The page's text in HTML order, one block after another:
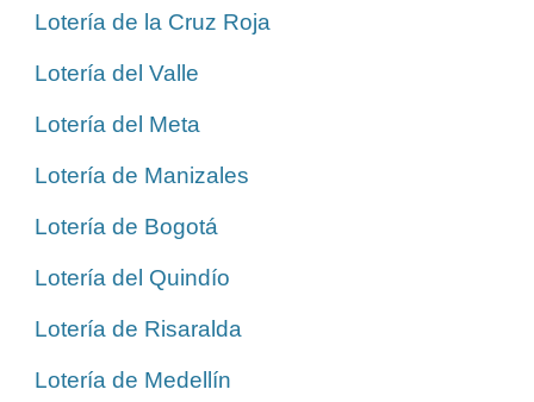
Lotería de la Cruz Roja
Lotería del Valle
Lotería del Meta
Lotería de Manizales
Lotería de Bogotá
Lotería del Quindío
Lotería de Risaralda
Lotería de Medellín